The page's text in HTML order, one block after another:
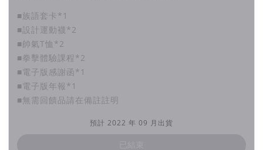
■族語套卡*1
■設計運動襪*2
■帥氣T恤*2
■拳擊體驗課程*2
■電子版感謝函*1
■電子版年報*1
■無需回饋品請在備註註明
預計 2022 年 09 月出貨